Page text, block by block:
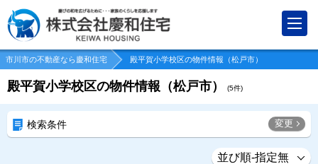
市川市の不動産なら慶和住宅 殿平賀小学校区の物件情報（松戸市）
殿平賀小学校区の物件情報（松戸市） (5件)
検索条件 変更